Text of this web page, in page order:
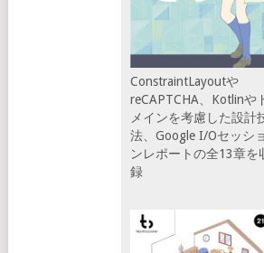
ConstraintLayoutや
reCAPTCHA、Kotlinや
メインを考慮した設計
法、Google I/Oセッショ
ンレポートの全13章を
録